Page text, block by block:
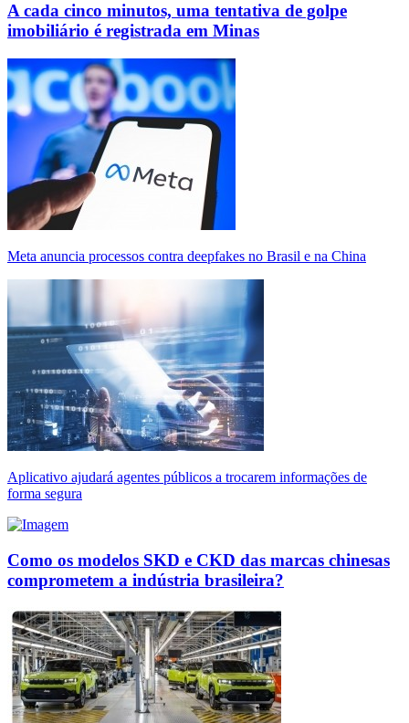
A cada cinco minutos, uma tentativa de golpe
imobiliário é registrada em Minas
Meta anuncia processos contra deepfakes no Brasil e na China
Aplicativo ajudará agentes públicos a trocarem informações de
forma segura
Como os modelos SKD e CKD das marcas chinesas
comprometem a indústria brasileira?